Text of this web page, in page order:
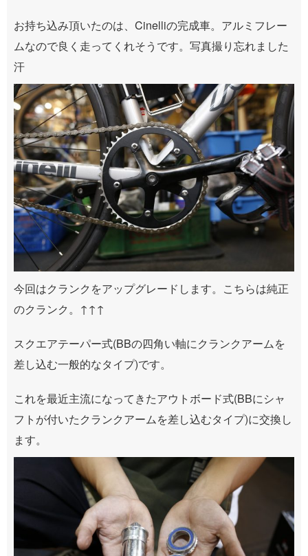
お持ち込み頂いたのは、Cinelliの完成車。アルミフレー
ムなので良く走ってくれそうです。写真撮り忘れました
汗
今回はクランクをアップグレードします。こちらは純正
のクランク。↑↑↑
スクエアテーパー式(BBの四角い軸にクランクアームを
差し込む一般的なタイプ)です。
これを最近主流になってきたアウトボード式(BBにシャ
フトが付いたクランクアームを差し込むタイプ)に交換し
ます。